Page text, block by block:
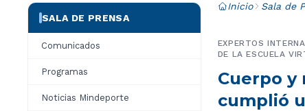
SALA DE PRENSA
Comunicados
Programas
Noticias Mindeporte
Inicio Sala de
Cuerpo y
cumplió
EXPERTOS
DE LA ESCUELA